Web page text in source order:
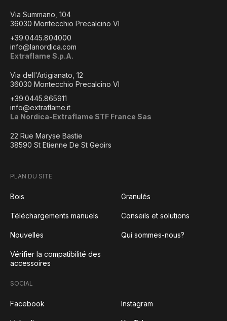
Via Summano, 104
36030 Montecchio Precalcino VI
+39.0445.804000
info@lanordica.com
Extraflame S.p.A.
Via dell'Artigianato, 12
36030 Montecchio Precalcino VI
+39.0445.865911
info@extraflame.it
La Nordica-Extraflame STF France Sas
22 Rue Maryse Bastie
38590 St Etienne De St Geoirs
PLAN DU SITE
Bois Granulés
Téléchargements manuels Conseils et solutions
Nouvelles Qui sommes-nous?
Vérifier la compatibilité des
accessoires
SOCIAL
Facebook Instagram